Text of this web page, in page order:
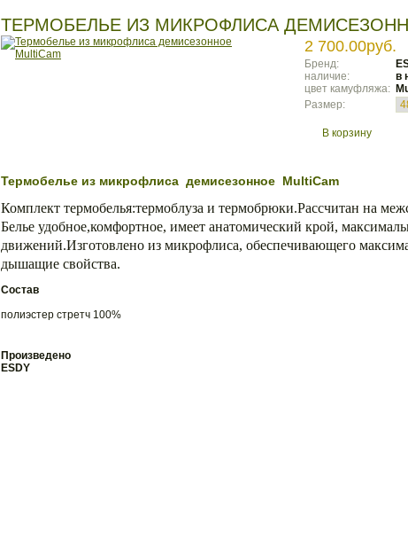
ТЕРМОБЕЛЬЕ ИЗ МИКРОФЛИСА
2 700.00руб.
Бренд:
наличие:
в
цвет камуфляжа:
Размер:
В корзину
Термобелье из микрофлиса демисезонное MultiCam
Комплект термобелья:термоблуза и термобрюки.Рассчитан на
Белье удобное,комфортное, имеет анатомический крой,
движений.Изготовлено из микрофлиса, обеспечивающего
дышащие свойства.
Состав
полиэстер стретч 100%
Произведено
ESDY